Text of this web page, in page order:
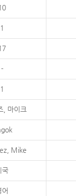
1
-
1
, 마이크
Mike
국
어